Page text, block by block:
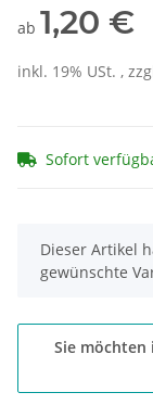
ab 1,20 €
inkl. 19% USt. ,
Sofort
x
Dieser Artikel
gewünschte
Sie möchten